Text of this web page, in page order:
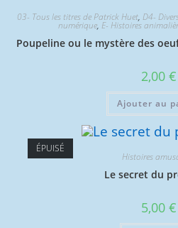
03- Tous les titres de Patrick Huet, D4-
numérique, E- Histoires
Poupeline ou le mystère des
2,00 €
Ajouter au
ÉPUISÉ
Histoires
Le secret du
5,00 €